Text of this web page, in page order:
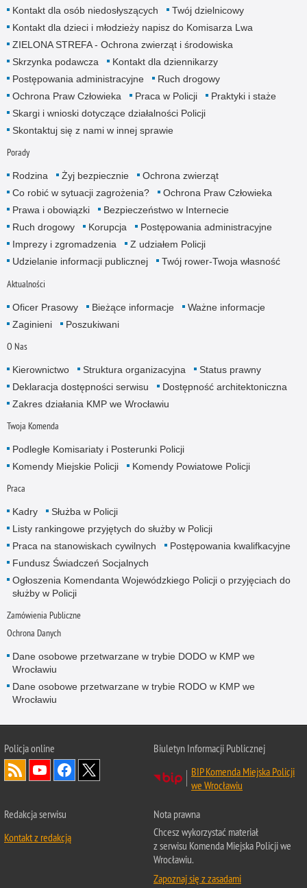
Kontakt dla osób niedosłyszących
Twój dzielnicowy
Kontakt dla dzieci i młodzieży napisz do Komisarza Lwa
ZIELONA STREFA - Ochrona zwierząt i środowiska
Skrzynka podawcza
Kontakt dla dziennikarzy
Postępowania administracyjne
Ruch drogowy
Ochrona Praw Człowieka
Praca w Policji
Praktyki i staże
Skargi i wnioski dotyczące działalności Policji
Skontaktuj się z nami w innej sprawie
Porady
Rodzina Żyj bezpiecznie
Ochrona zwierząt
Co robić w sytuacji zagrożenia?
Ochrona Praw Człowieka
Prawa i obowiązki
Bezpieczeństwo w Internecie
Ruch drogowy
Korupcja
Postępowania administracyjne
Imprezy i zgromadzenia
Z udziałem Policji
Udzielanie informacji publicznej
Twój rower-Twoja własność
Aktualności
Oficer Prasowy Bieżące informacje
Ważne informacje
Zaginieni
Poszukiwani
O Nas
Kierownictwo Struktura organizacyjna
Status prawny
Deklaracja dostępności serwisu
Dostępność architektoniczna
Zakres działania KMP we Wrocławiu
Twoja Komenda
Podległe Komisariaty i Posterunki Policji
Komendy Miejskie Policji
Komendy Powiatowe Policji
Praca
Kadry
Służba w Policji
Listy rankingowe przyjętych do służby w Policji
Praca na stanowiskach cywilnych
Postępowania kwalifkacyjne
Fundusz Świadczeń Socjalnych
Ogłoszenia Komendanta Wojewódzkiego Policji o przyjęciach do
służby w Policji
Zamówienia Publiczne
Ochrona Danych
Dane osobowe przetwarzane w trybie DODO w KMP we
Wrocławiu
Dane osobowe przetwarzane w trybie RODO w KMP we
Wrocławiu
Policjaonline
Biuletyn Informacji Publicznej
BIP Komenda Miejska Policji
we Wrocławiu
Redakcja serwisu
Kontakt z redakcją
Nota prawna
Chcesz wykorzystać materiał
z serwisu Komenda Miejska Policji we
Wrocławiu.
Zapoznaj się z zasadami